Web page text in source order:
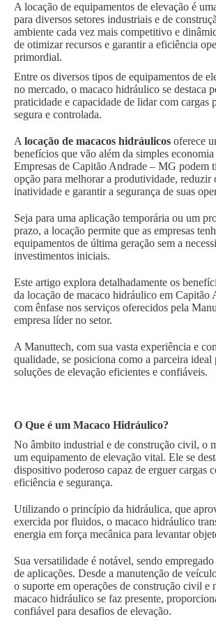
A locação de equipamentos de elevação é
para diversos setores industriais e de
ambiente cada vez mais competitivo e
de otimizar recursos e garantir a eficiência
primordial.
Entre os diversos tipos de equipamentos de
no mercado, o macaco hidráulico se destaca
praticidade e capacidade de lidar com cargas
segura e controlada.
A locação de macacos hidráulicos oferece
benefícios que vão além da simples economia
Empresas de Capitão Andrade – MG podem
opção para melhorar a produtividade, reduzir
inatividade e garantir a segurança de suas
Seja para uma aplicação temporária ou um
prazo, a locação permite que as empresas
equipamentos de última geração sem a
investimentos iniciais.
Este artigo explora detalhadamente os
da locação de macaco hidráulico em Capitão
com ênfase nos serviços oferecidos pela
empresa líder no setor.
A Manuttech, com sua vasta experiência e
qualidade, se posiciona como a parceira ideal
soluções de elevação eficientes e confiáveis.
O Que é um Macaco Hidráulico?
No âmbito industrial e de construção civil, o
um equipamento de elevação vital. Ele se
dispositivo poderoso capaz de erguer cargas
eficiência e segurança.
Utilizando o princípio da hidráulica, que
exercida por fluidos, o macaco hidráulico
energia em força mecânica para levantar
Sua versatilidade é notável, sendo
de aplicações. Desde a manutenção de
o suporte em operações de construção civil e
macaco hidráulico se faz presente,
confiável para desafios de elevação.